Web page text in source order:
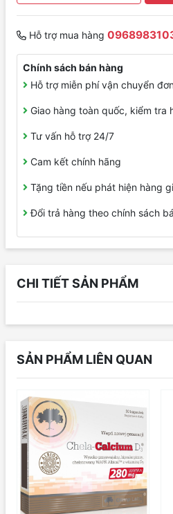
Hỗ trợ mua hàng
Chính sách bán hàng
Hỗ trợ miễn phí vận chuyển
Giao hàng toàn quốc, kiểm tra
Tư vấn hỗ trợ 24/7
Cam kết chính hãng
Tặng tiền nếu phát hiện hàng
Đổi trả hàng theo chính sách
CHI TIẾT SẢN PHẨM
SẢN PHẨM LIÊN QUAN